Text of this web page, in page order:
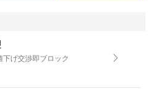
下げ交渉即ブロック